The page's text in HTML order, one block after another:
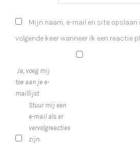
Mijn naam, e-mail en site opslaan
volgende keer wanneer ik een reactie
Ja, voeg mij
toe aan je e-
maillijst
Stuur mij een
e-mail als er
vervolgreacties
zijn.